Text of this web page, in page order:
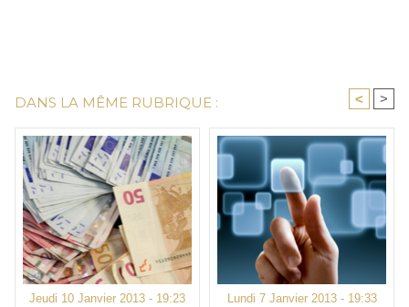
DANS LA MÊME RUBRIQUE : < >
Jeudi 10 Janvier 2013 - 19:23 Lundi 7 Janvier 2013 - 19:33